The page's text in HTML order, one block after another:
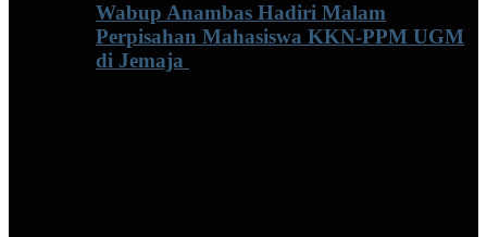
Wabup Anambas Hadiri Malam
Perpisahan Mahasiswa KKN-PPM UGM
di Jemaja ‎